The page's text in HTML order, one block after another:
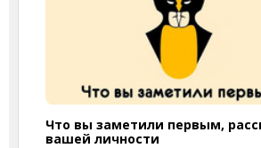
Что вы заметили первым,
вашей личности